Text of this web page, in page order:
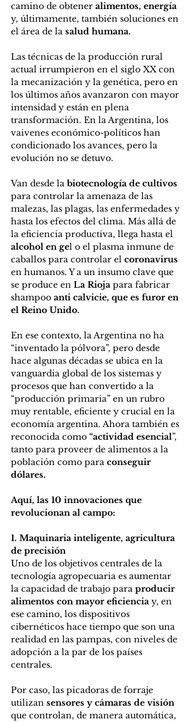
camino de obtener alimentos, energía
y, últimamente, también soluciones en
el área de la salud humana.
Las técnicas de la producción rural
actual irrumpieron en el siglo XX con
la mecanización y la genética, pero en
los últimos años avanzaron con mayor
intensidad y están en plena
transformación. En la Argentina, los
vaivenes económico-políticos han
condicionado los avances, pero la
evolución no se detuvo.
Van desde la biotecnología de cultivos
para controlar la amenaza de las
malezas, las plagas, las enfermedades y
hasta los efectos del clima. Más allá de
la eficiencia productiva, llega hasta el
alcohol en gel o el plasma inmune de
caballos para controlar el coronavirus
en humanos. Y a un insumo clave que
se produce en La Rioja para fabricar
shampoo anti calvicie, que es furor en
el Reino Unido.
En ese contexto, la Argentina no ha
“inventado la pólvora”, pero desde
hace algunas décadas se ubica en la
vanguardia global de los sistemas y
procesos que han convertido a la
“producción primaria” en un rubro
muy rentable, eficiente y crucial en la
economía argentina. Ahora también es
reconocida como “actividad esencial”,
tanto para proveer de alimentos a la
población como para conseguir
dólares.
Aquí, las 10 innovaciones que
revolucionan al campo:
1. Maquinaria inteligente, agricultura
de precisión
Uno de los objetivos centrales de la
tecnología agropecuaria es aumentar
la capacidad de trabajo para producir
alimentos con mayor eficiencia y, en
ese camino, los dispositivos
cibernéticos hace tiempo que son una
realidad en las pampas, con niveles de
adopción a la par de los países
centrales.
Por caso, las picadoras de forraje
utilizan sensores y cámaras de visión
que controlan, de manera automática,